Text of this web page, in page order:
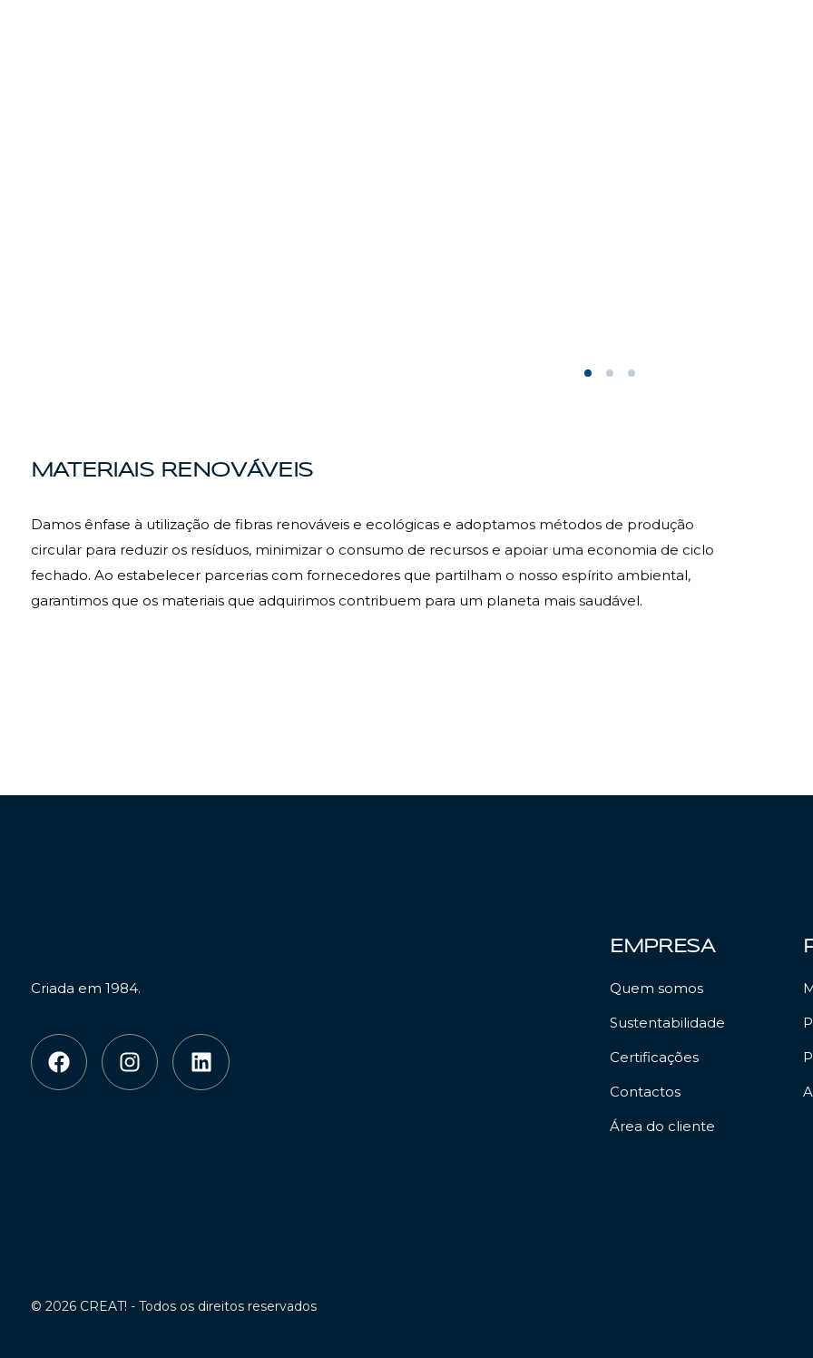
MATERIAIS RENOVÁVEIS
Damos ênfase à utilização de fibras renováveis e ecológicas e adoptamos métodos de produção
circular para reduzir os resíduos, minimizar o consumo de recursos e apoiar uma economia de ciclo
fechado. Ao estabelecer parcerias com fornecedores que partilham o nosso espírito ambiental,
garantimos que os materiais que adquirimos contribuem para um planeta mais saudável.
Criada em 1984.
EMPRESA
Quem somos
Sustentabilidade
Certificações
Contactos
Área do cliente
© 2026 CREAT! - Todos os direitos reservados